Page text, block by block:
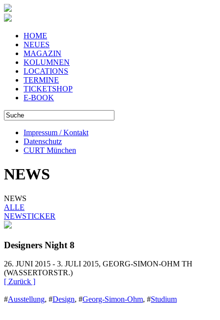
HOME
NEUES
MAGAZIN
KOLUMNEN
LOCATIONS
TERMINE
TICKETSHOP
E-BOOK
Impressum / Kontakt
Datenschutz
CURT München
NEWS
NEWS
ALLE
NEWSTICKER
Designers Night 8
26. JUNI 2015 - 3. JULI 2015, GEORG-SIMON-OHM TH
(WASSERTORSTR.)
[ Zurück ]
#Ausstellung, #Design, #Georg-Simon-Ohm, #Studium